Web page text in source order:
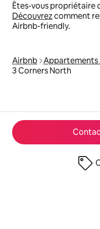
Êtes-vous propriétaire
Découvrezcomment
Airbnb-friendly.
Airbnb
3 Corners North